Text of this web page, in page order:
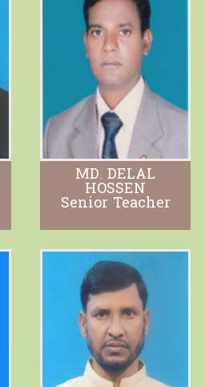
MD. DELAL
HOSSEN
Senior Teacher